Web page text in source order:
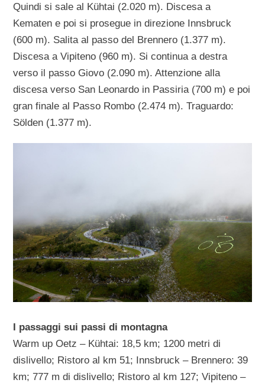
Quindi si sale al Kühtai (2.020 m). Discesa a
Kematen e poi si prosegue in direzione Innsbruck
(600 m). Salita al passo del Brennero (1.377 m).
Discesa a Vipiteno (960 m). Si continua a destra
verso il passo Giovo (2.090 m). Attenzione alla
discesa verso San Leonardo in Passiria (700 m) e poi
gran finale al Passo Rombo (2.474 m). Traguardo:
Sölden (1.377 m).
I passaggi sui passi di montagna
Warm up Oetz – Kühtai: 18,5 km; 1200 metri di
dislivello; Ristoro al km 51; Innsbruck – Brennero: 39
km; 777 m di dislivello; Ristoro al km 127; Vipiteno –